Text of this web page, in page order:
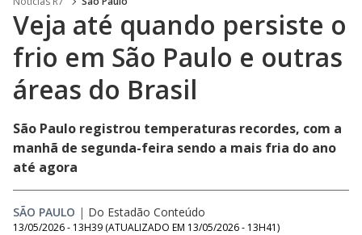
Veja até quando persiste o
frio em São Paulo e outras
áreas do Brasil
São Paulo registrou temperaturas recordes, com a
manhã de segunda-feira sendo a mais fria do ano
até agora
SÃO PAULO | Do Estadão Conteúdo
13/05/2026 - 13H39 (ATUALIZADO EM 13/05/2026 - 13H41)